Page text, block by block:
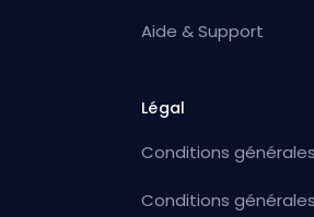
Aide & Support
Légal
Conditions générales
Conditions